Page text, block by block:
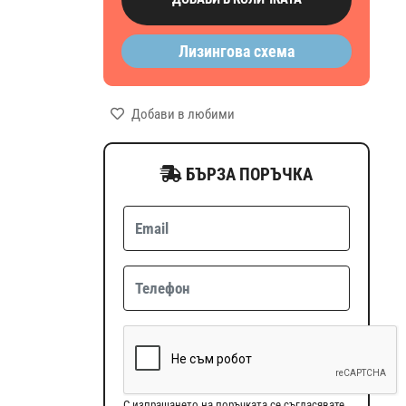
Лизингова схема
Добави в любими
БЪРЗА ПОРЪЧКА